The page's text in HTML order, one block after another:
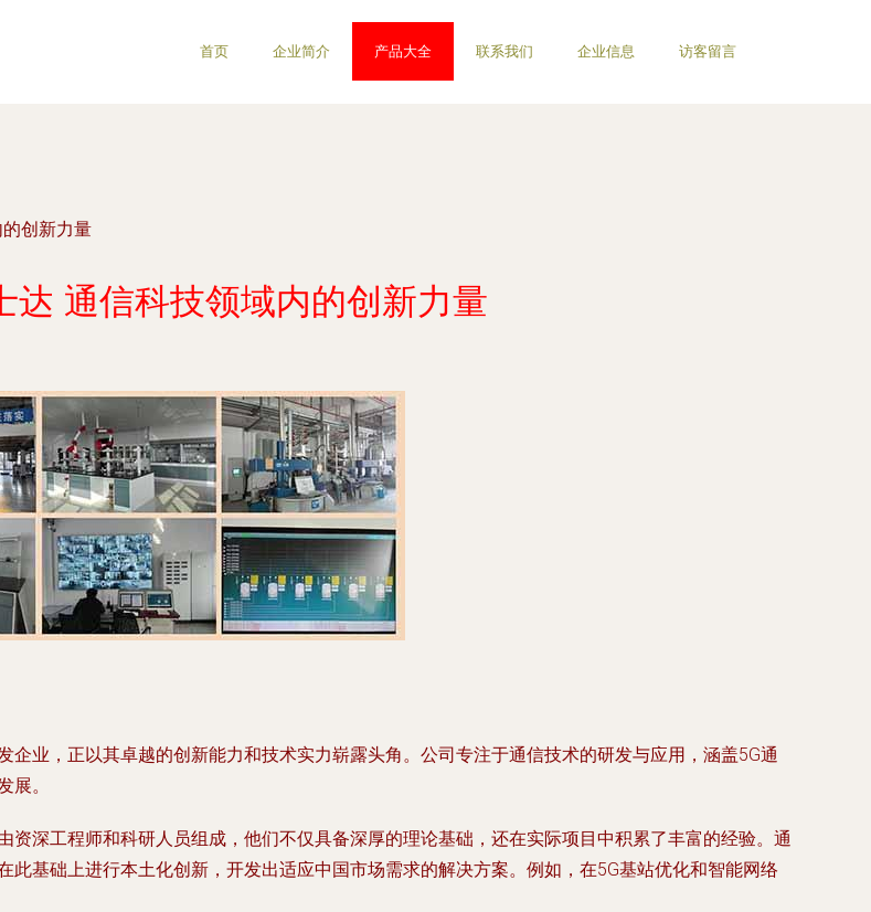
首页 企业简介 产品大全 联系我们 企业信息 访客留言
创新力量
达 通信科技领域内的创新力量
业，正以其卓越的创新能力和技术实力崭露头角。公司专注于通信技术的研发与应用，涵盖5G通
展。
深工程师和科研人员组成，他们不仅具备深厚的理论基础，还在实际项目中积累了丰富的经验。通
基础上进行本土化创新，开发出适应中国市场需求的解决方案。例如，在5G基站优化和智能网络